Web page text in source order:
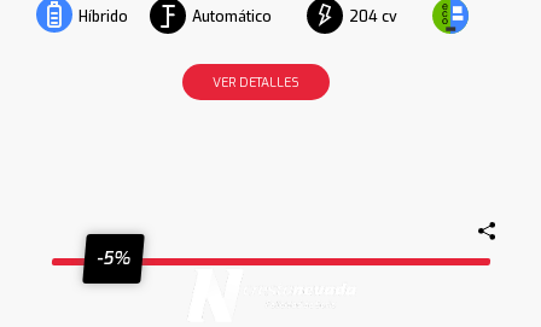
Híbrido Automático 204 cv
VER DETALLES
-5%